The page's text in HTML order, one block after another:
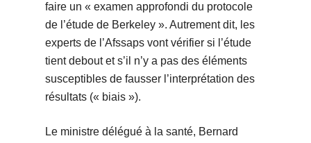
faire un « examen approfondi du protocole
de l’étude de Berkeley ». Autrement dit, les
experts de l’Afssaps vont vérifier si l’étude
tient debout et s’il n’y a pas des éléments
susceptibles de fausser l’interprétation des
résultats (« biais »).
Le ministre délégué à la santé, Bernard